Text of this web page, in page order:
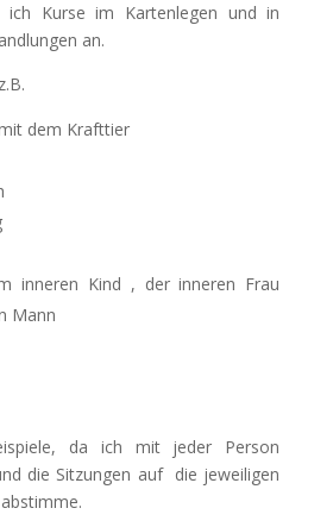
ich Kurse im Kartenlegen und in
an.
dem Krafttier
inneren Kind , der inneren Frau
Mann
da ich mit jeder Person
die Sitzungen auf die jeweiligen